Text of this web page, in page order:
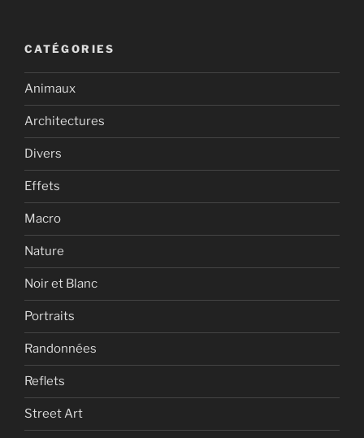
CATÉGORIES
Animaux
Architectures
Divers
Effets
Macro
Nature
Noir et Blanc
Portraits
Randonnées
Reflets
Street Art